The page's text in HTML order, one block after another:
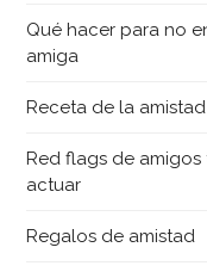
Qué hacer para no
amiga
Receta de la amistad
Red flags de
actuar
Regalos de amistad